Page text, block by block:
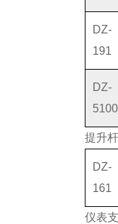
DZ-
191
DZ-
5100
提升杆
DZ-
161
仪表